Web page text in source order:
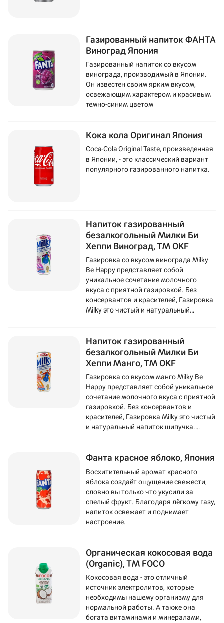
Газированный напиток ФАНТА
Виноград Япония
Газированный напиток со вкусом
винограда, производимый в Японии.
Он известен своим ярким вкусом,
освежающим характером и красивым
темно-синим цветом
Кока кола Оригинал Япония
Coca-Cola Original Taste, произведенная
в Японии, - это классический вариант
популярного газированного напитка.
Напиток газированный
безалкогольный Милки Би
Хеппи Виноград, ТМ OKF
Газировка со вкусом винограда Milky
Be Happy представляет собой
уникальное сочетание молочного
вкуса с приятной газировкой. Без
консервантов и красителей, Газировка
Milky это чистый и натуральный
обезжиренного молока из
Нидерландов.
Напиток газированный
безалкогольный Милки Би
Хеппи Манго, ТМ OKF
Газировка со вкусом манго Milky Be
Happy представляет собой уникальное
сочетание молочного вкуса с приятной
газировкой. Без консервантов и
красителей, Газировка Milky это чистый
и натуральный напиток шипучка.
Нидерландов.
Фанта красное яблоко, Япония
Восхитительный аромат красного
яблока создаёт ощущение свежести,
словно вы только что укусили за
спелый фрукт. Благодаря лёгкому газу,
напиток освежает и поднимает
настроение.
Органическая кокосовая вода
(Organic), ТМ FOCO
Кокосовая вода - это отличный
источник электролитов, которые
необходимы нашему организму для
нормальной работы. А также она
богата витаминами и минералами,